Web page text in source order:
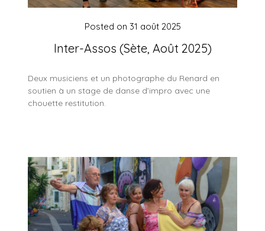
Inter-Assos (Sète, Août 2025)
Posted on 31 août 2025
Deux musiciens et un photographe du Renard en
soutien à un stage de danse d’impro avec une
chouette restitution.